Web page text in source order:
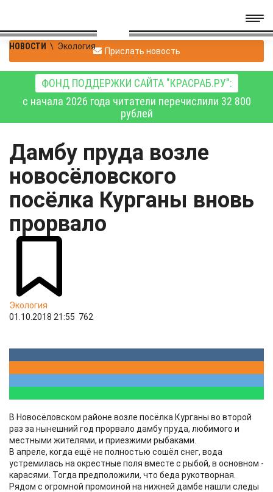
НОВОСТИ \ Экология Прислать новость
ФОНД ПОДДЕРЖКИ САЙТА "КРАСРАБ.РУ":
с начала 2026 года читатели перечислили 32 800
рублей
Дамбу пруда возле
новосёловского
посёлка Курганы вновь
прорвало
Экология
01.10.2018 21:55 762
В Новосёловском районе возле посёлка Курганы во второй
раз за нынешний год прорвало дамбу пруда, любимого и
местными жителями, и приезжими рыбаками.
В апреле, когда ещё не полностью сошёл снег, вода
устремилась на окрестные поля вместе с рыбой, в основном -
карасями. Тогда предположили, что беда рукотворная.
Рядом с огромной промоиной на нижней дамбе нашли следы